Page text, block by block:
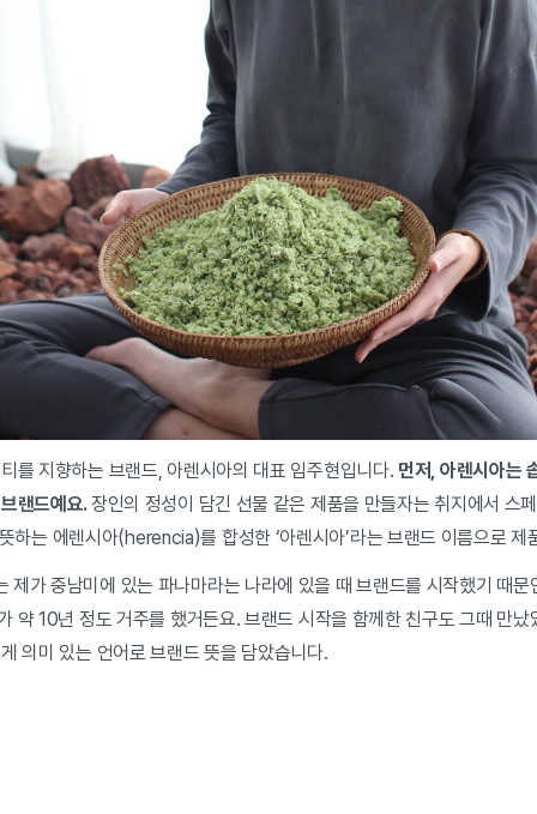
를 지향하는 브랜드, 아렌시아의 대표 임주현입니다. 먼저, 아렌시아는
랜드예요.장인의 정성이 담긴 선물 같은 제품을 만들자는 취지에서 스
는 에렌시아(herencia)를 합성한 ‘아렌시아’라는 브랜드 이름으로 제
제가 중남미에 있는 파나마라는 나라에 있을 때 브랜드를 시작했기 때
약 10년 정도 거주를 했거든요. 브랜드 시작을 함께한 친구도 그때 만
의미 있는 언어로 브랜드 뜻을 담았습니다.